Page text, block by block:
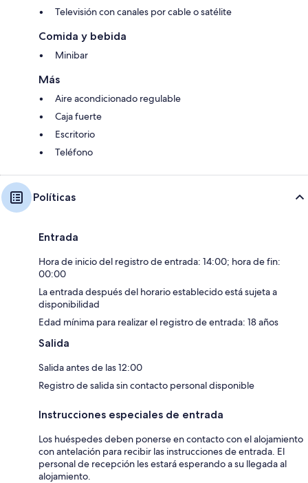
Televisión con canales por cable o satélite
Comida y bebida
Minibar
Más
Aire acondicionado regulable
Caja fuerte
Escritorio
Teléfono
Políticas
Entrada
Hora de inicio del registro de entrada: 14:00; hora de fin:
00:00
La entrada después del horario establecido está sujeta a
disponibilidad
Edad mínima para realizar el registro de entrada: 18 años
Salida
Salida antes de las 12:00
Registro de salida sin contacto personal disponible
Instrucciones especiales de entrada
Los huéspedes deben ponerse en contacto con el alojamiento
con antelación para recibir las instrucciones de entrada. El
personal de recepción les estará esperando a su llegada al
alojamiento.